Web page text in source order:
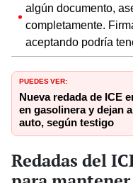
algún documento,
completamente.
aceptando podría
PUEDES VER:
Nueva redada de ICE
en gasolinera y dejan
auto, según testigo
Redadas del